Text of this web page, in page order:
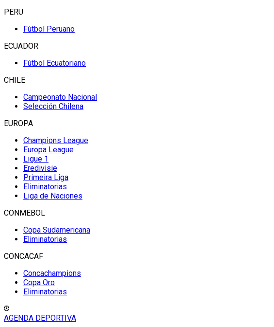
PERU
Fútbol Peruano
ECUADOR
Fútbol Ecuatoriano
CHILE
Campeonato Nacional
Selección Chilena
EUROPA
Champions League
Europa League
Ligue 1
Eredivisie
Primeira Liga
Eliminatorias
Liga de Naciones
CONMEBOL
Copa Sudamericana
Eliminatorias
CONCACAF
Concachampions
Copa Oro
Eliminatorias
AGENDA DEPORTIVA